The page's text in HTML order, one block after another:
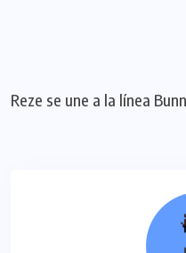
Reze se une a la línea